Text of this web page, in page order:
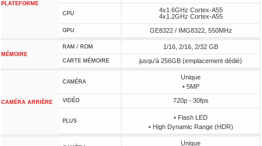
PLATEFORME
CPU
4x1.6GHz Cortex-A55
4x1.2GHz Cortex-A55
GPU GE8322 / IMG8322, 550MHz
MÉMOIRE
RAM / ROM 1/16, 2/16, 2/32 GB
CARTE MÉMOIRE jusqu'à 256GB (emplacement dédié)
CAMÉRA ARRIÈRE
CAMÉRA
Unique
• 5MP
VIDÉO 720p - 30fps
PLUS
• Flash LED
• High Dynamic Range (HDR)
Unique